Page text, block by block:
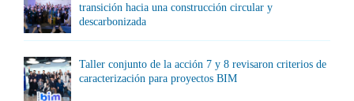
transición hacia una construcción circular y
descarbonizada
Taller conjunto de la acción 7 y 8 revisaron criterios de
caracterización para proyectos BIM